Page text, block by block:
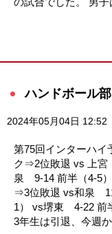
ハンドボール
2024年05月04日 12:52
第75回インターハイ
ク⇒2位敗退 vs 上宮
泉 9-14 前半（4-5
⇒3位敗退 vs和泉
1） vs堺東 4-22 前
3年生は引退、今週